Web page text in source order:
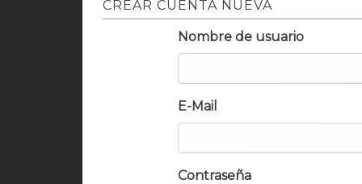
CREAR CUENTA NUEVA
Nombre de usuario
E-Mail
Contraseña